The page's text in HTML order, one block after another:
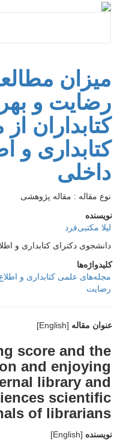
میزان
رضایت و
کتابداران
کتابداری و
داخلی
نوع مقاله : مقاله پژوهشی
نویسنده
لیلا مکتبی‌فرد
دانشجوی دکترای کتابداری و
کلیدواژه‌ها
مجله‌های علمی کتابداری و
رضایت
عنوان مقاله [English]
score and the
and enjoying
library and
scientific
of librarians
نویسنده [English]